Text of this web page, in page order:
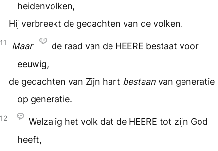
heidenvolken,
Hij verbreekt de gedachten van de volken.
11 Maar de raad van de HEERE bestaat voor
eeuwig,
de gedachten van Zijn hart bestaan van generatie
op generatie.
12 Welzalig het volk dat de HEERE tot zijn God
heeft,